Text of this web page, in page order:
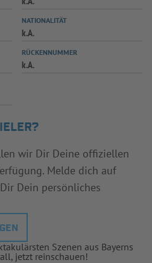
SPIELPLUS
NATIONALITÄT
k.A.
RÜCKENNUMMER
k.A.
wir Dir Deine offiziellen
Melde dich auf
Dein persönliches
Szenen aus Bayerns
jetzt reinschauen!